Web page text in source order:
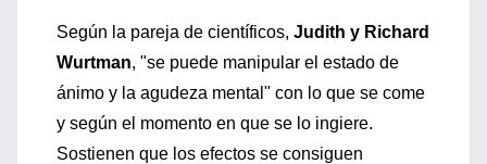
Según la pareja de científicos, Judith y Richard
Wurtman, "se puede manipular el estado de
ánimo y la agudeza mental" con lo que se come
y según el momento en que se lo ingiere.
Sostienen que los efectos se consiguen